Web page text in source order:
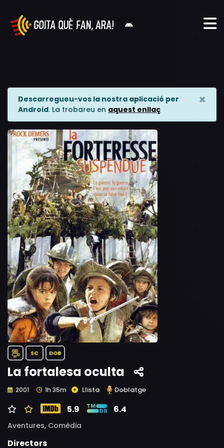
Descarregueu-vos la nostra aplicació per
Android. La trobareu en aquest enllaç
×
SC DOB
La fortalesa oculta
2001 1h 35m Llista Doblatge
5.9 6.4
Aventures, Comèdia
Directors